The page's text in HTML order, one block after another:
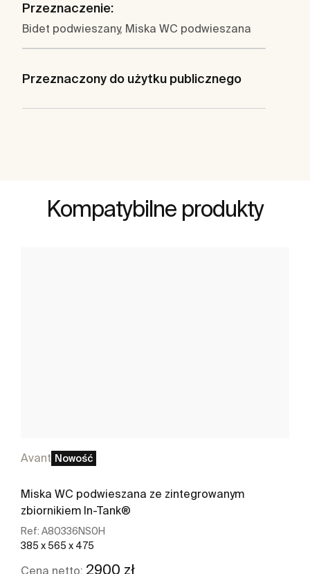
Przeznaczenie:
Bidet podwieszany, Miska WC podwieszana
Przeznaczony do użytku publicznego
Kompatybilne produkty
Avant Nowość
Miska WC podwieszana ze zintegrowanym
zbiornikiem In-Tank®
Ref: A80336NS0H
385 x 565 x 475
Cena netto: 2900 zł